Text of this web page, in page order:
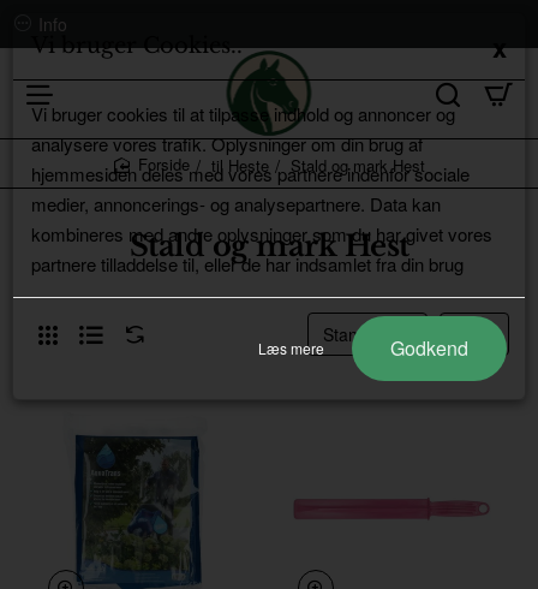
Info
Stald og mark Hest
home
til Heste Stald og mark Hest
Vi bruger Cookies..
Vi bruger cookies til at tilpasse indhold og annoncer og
analysere vores trafik. Oplysninger om din brug af
hjemmesiden deles med vores partnere indenfor sociale
medier, annoncerings- og analysepartnere. Data kan
kombineres med andre oplysninger som du har givet vores
partnere tilladdelse til, eller de har indsamlet fra din brug
Læs mere Godkend